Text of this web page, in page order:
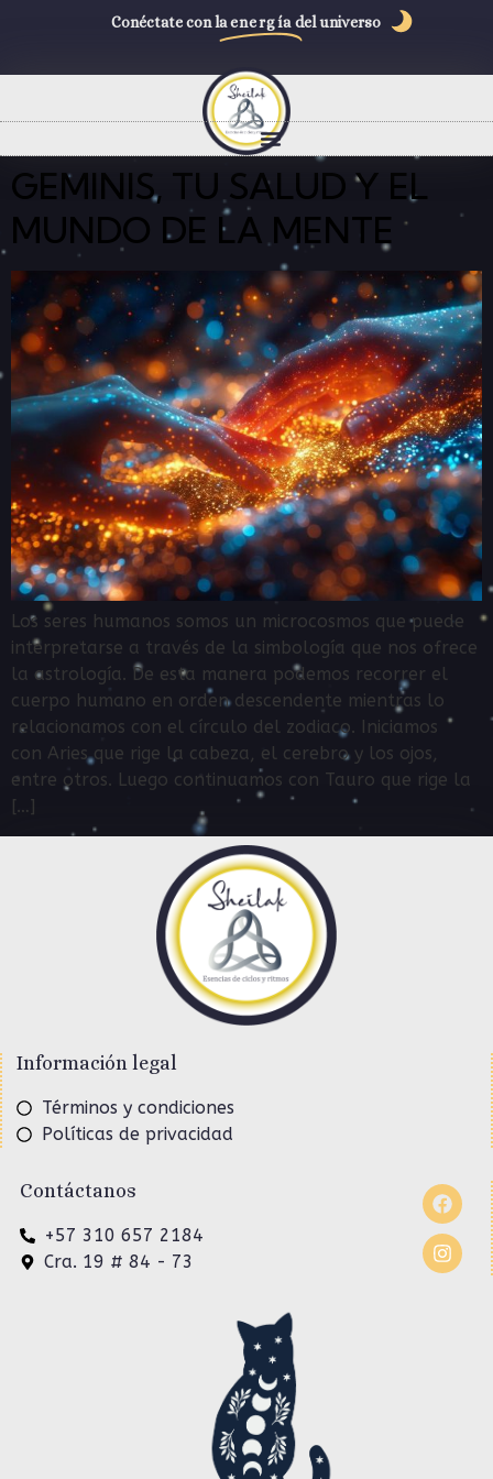
Conéctate con la energía del universo
GEMINIS, TU SALUD Y EL
MUNDO DE LA MENTE
Los seres humanos somos un microcosmos que puede
interpretarse a través de la simbología que nos ofrece
la astrología. De esta manera podemos recorrer el
cuerpo humano en orden descendente mientras lo
relacionamos con el círculo del zodiaco. Iniciamos
con Aries que rige la cabeza, el cerebro y los ojos,
entre otros. Luego continuamos con Tauro que rige la
[…]
Información legal
Términos y condiciones
Políticas de privacidad
Contáctanos
+57 310 657 2184
Cra. 19 # 84 - 73